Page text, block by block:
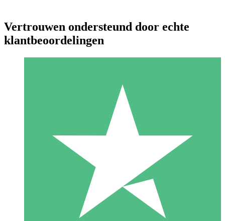
Individuele Creditpakketten
Betaal per gebruik met downloadtegoeden. Geen maandelijkse
1000
Vertrouwen ondersteund door echte
klantbeoordelingen